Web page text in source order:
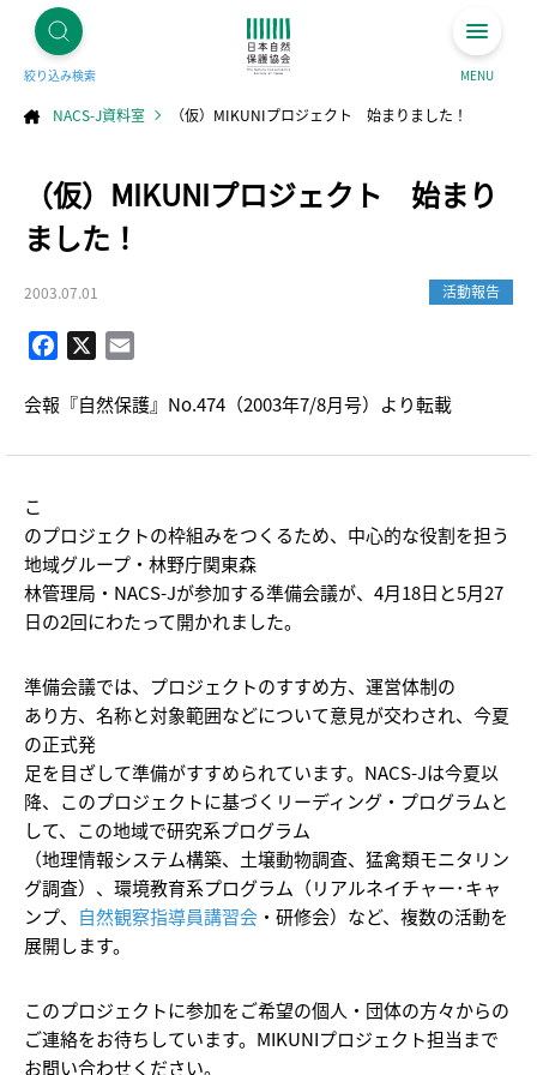
絞り込み検索 MENU
NACS-J資料室 （仮）MIKUNIプロジェクト 始まりました！
（仮）MIKUNIプロジェクト 始まり
ました！
2003.07.01 活動報告
Facebook
会報『自然保護』No.474（2003年7/8月号）より転載
こ
のプロジェクトの枠組みをつくるため、中心的な役割を担う
地域グループ・林野庁関東森
林管理局・NACS-Jが参加する準備会議が、4月18日と5月27
日の2回にわたって開かれました。
準備会議では、プロジェクトのすすめ方、運営体制の
あり方、名称と対象範囲などについて意見が交わされ、今夏
の正式発
足を目ざして準備がすすめられています。NACS-Jは今夏以
降、このプロジェクトに基づくリーディング・プログラムと
して、この地域で研究系プログラム
（地理情報システム構築、土壌動物調査、猛禽類モニタリン
グ調査）、環境教育系プログラム（リアルネイチャー･キャ
ンプ、 自然観察指導員講習会 ・研修会）など、複数の活動を
展開します。
このプロジェクトに参加をご希望の個人・団体の方々からの
ご連絡をお待ちしています。MIKUNIプロジェクト担当まで
お問い合わせください。